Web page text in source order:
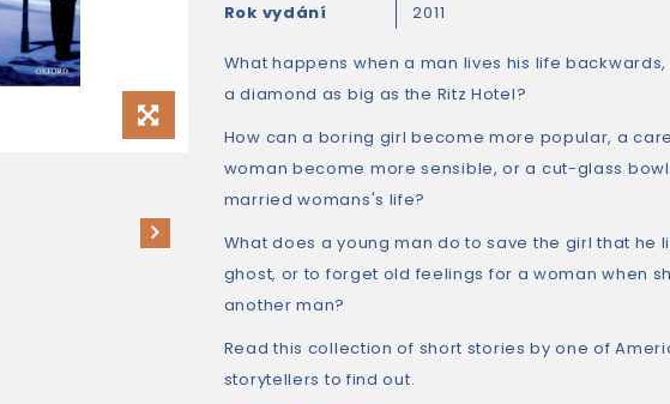
Rok vydání
2011
What happens when a man lives his life
a diamond as big as the Ritz Hotel?
How can a boring girl become more popular, a
woman become more sensible, or a cut-glass
married womans's life?
What does a young man do to save the girl that he
ghost, or to forget old feelings for a woman when
another man?
Read this collection of short stories by one of
storytellers to find out.